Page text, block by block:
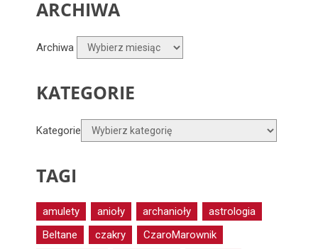
ARCHIWA
Archiwa
KATEGORIE
Kategorie
TAGI
amulety anioły archanioły
astrologia
Beltane
czakry
CzaroMarownik